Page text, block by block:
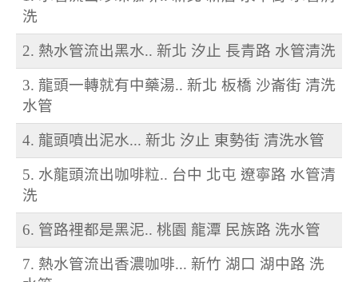
洗
2. 熱水管流出黑水.. 新北 汐止 長青路 水管清洗
3. 龍頭一轉就有中藥湯.. 新北 板橋 沙崙街 清洗
水管
4. 龍頭噴出泥水... 新北 汐止 東勢街 清洗水管
5. 水龍頭流出咖啡粒.. 台中 北屯 遼寧路 水管清
洗
6. 管路裡都是黑泥.. 桃園 龍潭 民族路 洗水管
7. 熱水管流出香濃咖啡... 新竹 湖口 湖中路 洗